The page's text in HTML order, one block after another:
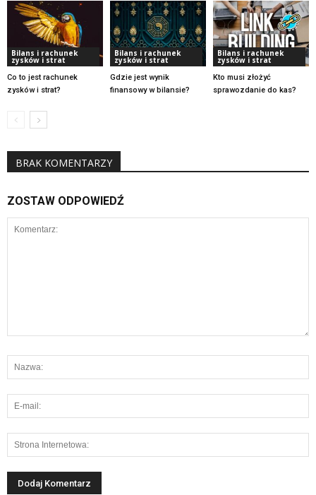
Bilans i rachunek
zysków i strat
Co to jest rachunek
zysków i strat?
Bilans i rachunek
zysków i strat
Gdzie jest wynik
finansowy w bilansie?
Bilans i rachunek
zysków i strat
Kto musi złożyć
sprawozdanie do kas?
BRAK KOMENTARZY
ZOSTAW ODPOWIEDŹ